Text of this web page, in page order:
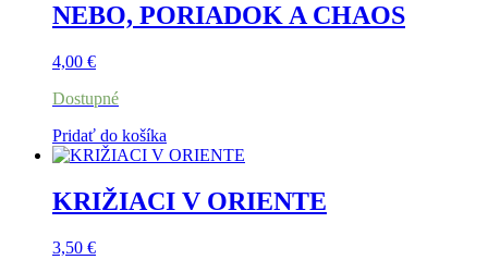
NEBO, PORIADOK A CHAOS
4,00 €
Dostupné
Pridať do košíka
KRIŽIACI V ORIENTE
3,50 €